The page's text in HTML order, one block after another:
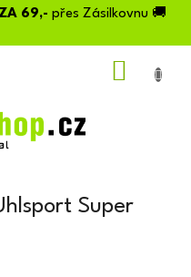
69,- přes Zásilkovnu 🚚
Super